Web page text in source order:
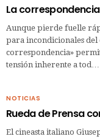
La correspondencia
Aunque pierde fuelle
para incondicionales
correspondencia»
tensión inherente a tod…
NOTICIAS
Rueda de Prensa
El cineasta italiano